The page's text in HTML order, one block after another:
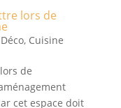
lors de
, Cuisine
de
cet espace doit